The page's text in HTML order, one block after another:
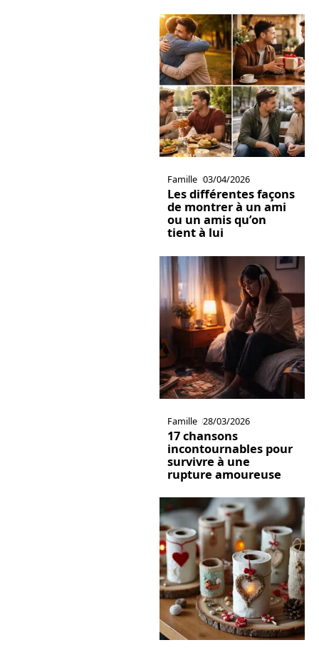
Famille 03/04/2026
Les différentes façons
de montrer à un ami
ou un amis qu’on
tient à lui
Famille 28/03/2026
17 chansons
incontournables pour
survivre à une
rupture amoureuse